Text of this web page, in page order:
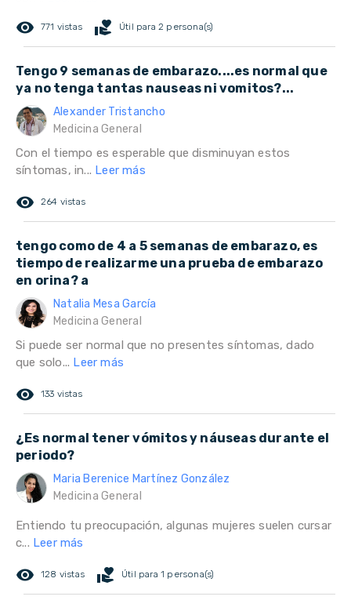
remove_red_eye 771 vistas volunteer_activism Útil para 2 persona(s)
Tengo 9 semanas de embarazo....es normal que
ya no tenga tantas nauseas ni vomitos?...
Alexander Tristancho
Medicina General
Con el tiempo es esperable que disminuyan estos
síntomas, in... Leer más
remove_red_eye 264 vistas
tengo como de 4 a 5 semanas de embarazo, es
tiempo de realizarme una prueba de embarazo
en orina? a
Natalia Mesa García
Medicina General
Si puede ser normal que no presentes síntomas, dado
que solo... Leer más
remove_red_eye 133 vistas
¿Es normal tener vómitos y náuseas durante el
periodo?
Maria Berenice Martínez González
Medicina General
Entiendo tu preocupación, algunas mujeres suelen cursar
c... Leer más
remove_red_eye 128 vistas volunteer_activism Útil para 1 persona(s)